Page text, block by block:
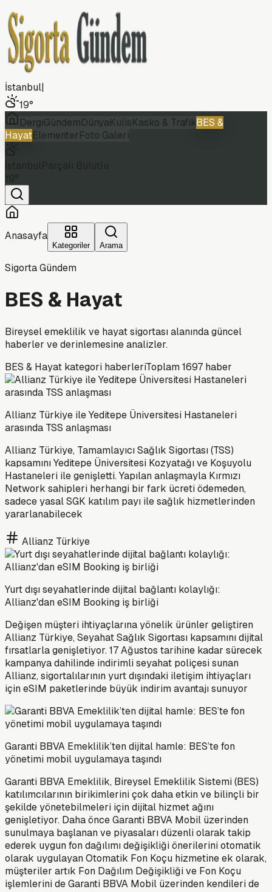
İstanbul|
19°
DergiGündemDünyaKulisKasko & TrafikBES &
HayatElementerFoto Galeri
Anasayfa
Kategoriler Arama
Sigorta Gündem
BES & Hayat
Bireysel emeklilik ve hayat sigortası alanında güncel
haberler ve derinlemesine analizler.
BES & Hayat kategori haberleriToplam1697 haber
Allianz Türkiye ile Yeditepe Üniversitesi Hastaneleri
arasında TSS anlaşması
Allianz Türkiye, Tamamlayıcı Sağlık Sigortası (TSS)
kapsamını Yeditepe Üniversitesi Kozyatağı ve Koşuyolu
Hastaneleri ile genişletti. Yapılan anlaşmayla Kırmızı
Network sahipleri herhangi bir fark ücreti ödemeden,
sadece yasal SGK katılım payı ile sağlık hizmetlerinden
yararlanabilecek
Allianz Türkiye
Yurt dışı seyahatlerinde dijital bağlantı kolaylığı:
Allianz'dan eSIM Booking iş birliği
Değişen müşteri ihtiyaçlarına yönelik ürünler geliştiren
Allianz Türkiye, Seyahat Sağlık Sigortası kapsamını dijital
fırsatlarla genişletiyor. 17 Ağustos tarihine kadar sürecek
kampanya dahilinde indirimli seyahat poliçesi sunan
Allianz, sigortalılarının yurt dışındaki iletişim ihtiyaçları
için eSIM paketlerinde büyük indirim avantajı sunuyor
Garanti BBVA Emeklilik’ten dijital hamle: BES’te fon
yönetimi mobil uygulamaya taşındı
Garanti BBVA Emeklilik, Bireysel Emeklilik Sistemi (BES)
katılımcılarının birikimlerini çok daha etkin ve bilinçli bir
şekilde yönetebilmeleri için dijital hizmet ağını
genişletiyor. Daha önce Garanti BBVA Mobil üzerinden
sunulmaya başlanan ve piyasaları düzenli olarak takip
ederek uygun fon dağılımı değişikliği önerilerini otomatik
olarak uygulayan Otomatik Fon Koçu hizmetine ek olarak,
müşteriler artık Fon Dağılım Değişikliği ve Fon Koçu
işlemlerini de Garanti BBVA Mobil üzerinden kendileri de